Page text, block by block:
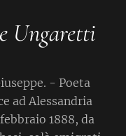
Ungaretti
- Poeta
ad Alessandria
1888, da